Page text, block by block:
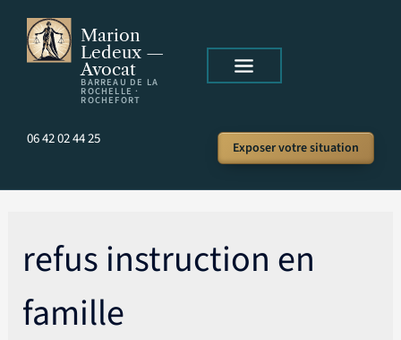
Marion
Ledeux —
Avocat
BARREAU DE LA
ROCHELLE ·
ROCHEFORT
06 42 02 44 25 Exposer votre situation
refus instruction en
famille